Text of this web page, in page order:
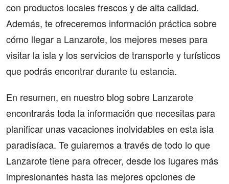
con productos locales frescos y de alta calidad.
Además, te ofreceremos información práctica sobre
cómo llegar a Lanzarote, los mejores meses para
visitar la isla y los servicios de transporte y turísticos
que podrás encontrar durante tu estancia.
En resumen, en nuestro blog sobre Lanzarote
encontrarás toda la información que necesitas para
planificar unas vacaciones inolvidables en esta isla
paradisíaca. Te guiaremos a través de todo lo que
Lanzarote tiene para ofrecer, desde los lugares más
impresionantes hasta las mejores opciones de